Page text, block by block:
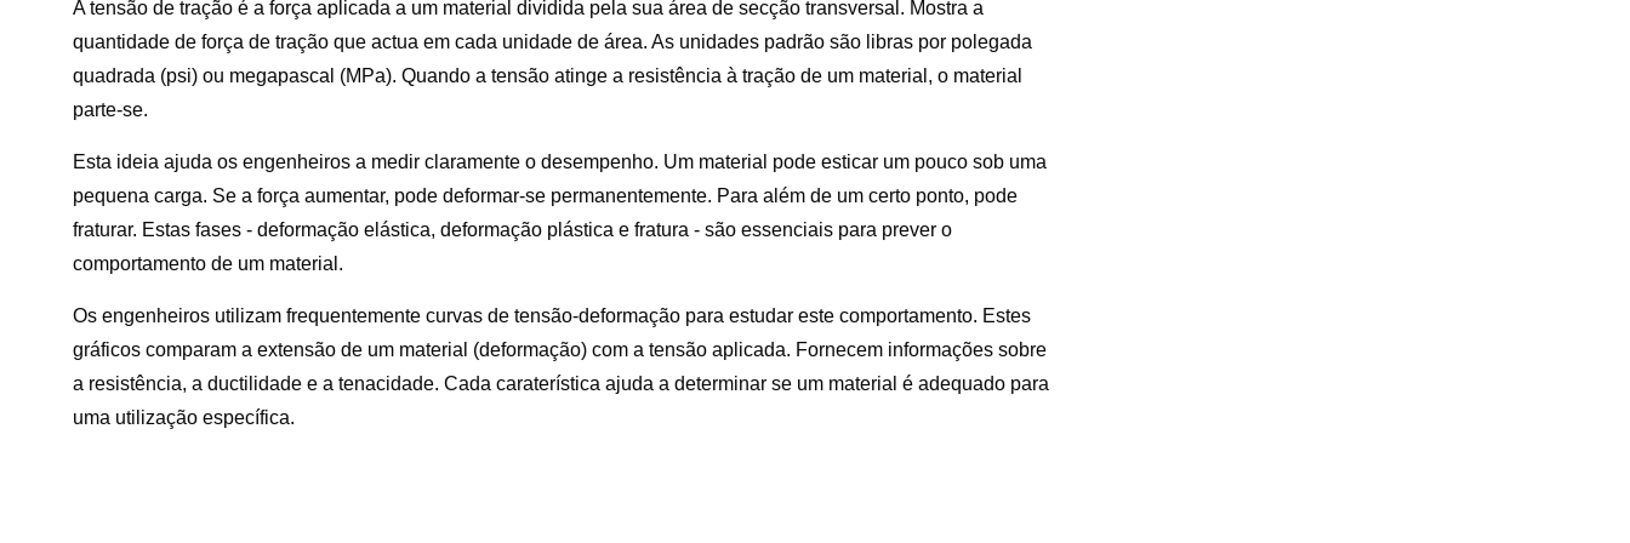
A tensão de tração é a força aplicada a um material dividida pela sua área de secção transversal. Mostra a
quantidade de força de tração que actua em cada unidade de área. As unidades padrão são libras por polegada
quadrada (psi) ou megapascal (MPa). Quando a tensão atinge a resistência à tração de um material, o material
parte-se.
Esta ideia ajuda os engenheiros a medir claramente o desempenho. Um material pode esticar um pouco sob uma
pequena carga. Se a força aumentar, pode deformar-se permanentemente. Para além de um certo ponto, pode
fraturar. Estas fases - deformação elástica, deformação plástica e fratura - são essenciais para prever o
comportamento de um material.
Os engenheiros utilizam frequentemente curvas de tensão-deformação para estudar este comportamento. Estes
gráficos comparam a extensão de um material (deformação) com a tensão aplicada. Fornecem informações sobre
a resistência, a ductilidade e a tenacidade. Cada caraterística ajuda a determinar se um material é adequado para
uma utilização específica.